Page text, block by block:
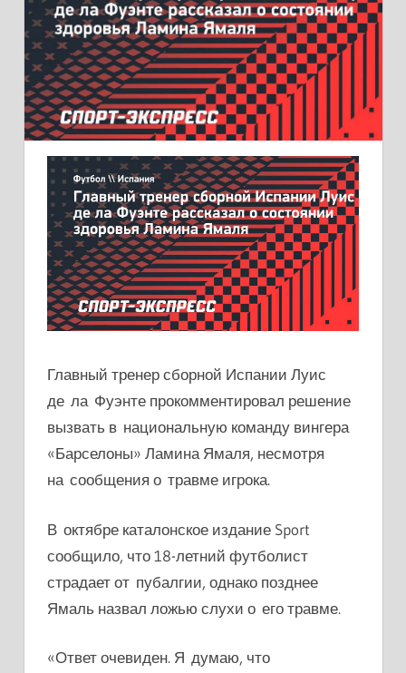
Главный тренер сборной Испании Луис
де ла Фуэнте прокомментировал решение
вызвать в национальную команду вингера
«Барселоны» Ламина Ямаля, несмотря
на сообщения о травме игрока.
В октябре каталонское издание Sport
сообщило, что 18-летний футболист
страдает от пубалгии, однако позднее
Ямаль назвал ложью слухи о его травме.
«Ответ очевиден. Я думаю, что